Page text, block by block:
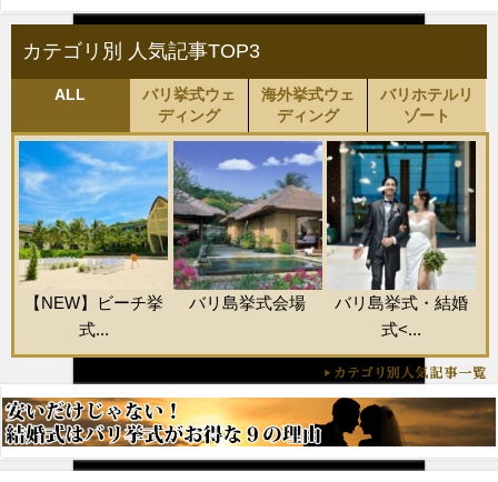
カテゴリ別 人気記事TOP3
ALL
バリ挙式ウェ
ディング
海外挙式ウェ
ディング
バリホテルリ
ゾート
【NEW】ビーチ挙
式...
バリ島挙式会場
バリ島挙式・結婚
式<...